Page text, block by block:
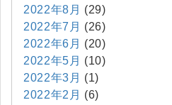
2022年8月 (29)
2022年7月 (26)
2022年6月 (20)
2022年5月 (10)
2022年3月 (1)
2022年2月 (6)